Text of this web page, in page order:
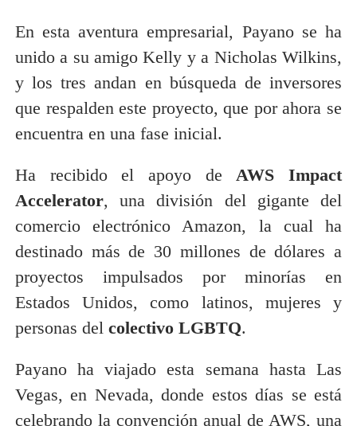
En esta aventura empresarial, Payano se ha
unido a su amigo Kelly y a Nicholas Wilkins,
y los tres andan en búsqueda de inversores
que respalden este proyecto, que por ahora se
encuentra en una fase inicial.
Ha recibido el apoyo de AWS Impact
Accelerator, una división del gigante del
comercio electrónico Amazon, la cual ha
destinado más de 30 millones de dólares a
proyectos impulsados por minorías en
Estados Unidos, como latinos, mujeres y
personas del colectivo LGBTQ.
Payano ha viajado esta semana hasta Las
Vegas, en Nevada, donde estos días se está
celebrando la convención anual de AWS, una